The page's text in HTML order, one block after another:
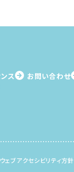
ス
お問い合わせ
ウェブアクセシビリティ方針